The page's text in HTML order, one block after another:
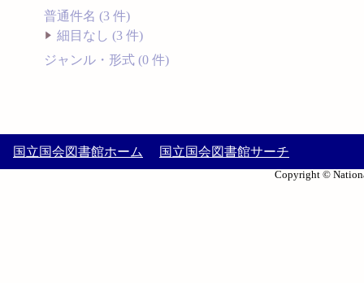
普通件名 (3 件)
細目なし (3 件)
ジャンル・形式 (0 件)
国立国会図書館ホーム 国立国会図書館サーチ
Copyright ©